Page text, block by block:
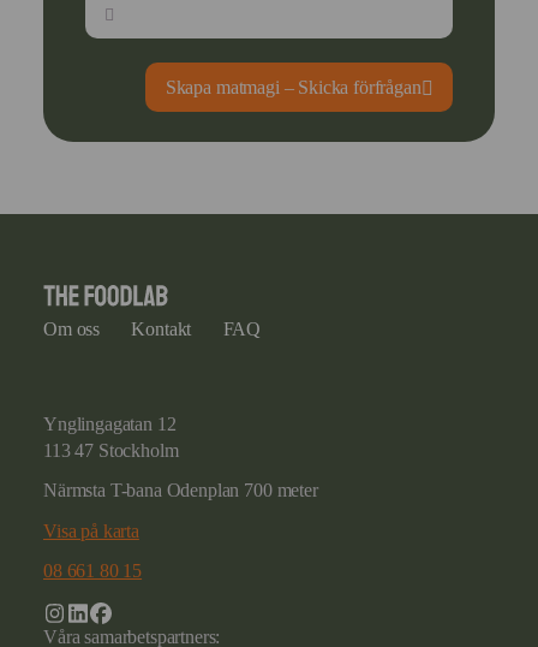
Skapa matmagi – Skicka förfrågan
Om oss Kontakt FAQ
Ynglingagatan 12
113 47 Stockholm
Närmsta T-bana Odenplan 700 meter
Visa på karta
08 661 80 15
Våra samarbetspartners: